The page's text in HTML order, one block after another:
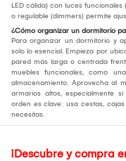
LED cálida) con luces
o regulable (dimmers) permite
¿Cómo organizar un dormitorio
Para organizar un dormitorio y
solo lo esencial. Empieza por
pared más larga o centrada
muebles funcionales, como
almacenamiento. Aprovecha al
armarios altos, especialmente
orden es clave: usa cestas,
necesitas.
¡Descubre y compra